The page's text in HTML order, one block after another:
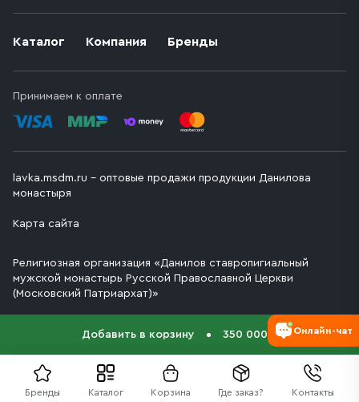
Бренды Каталог Корзина Где заказ? Контакты
Добавить в корзину 350 000 ₽
Каталог Компания Бренды
Принимаем к оплате
lavka.msdm.ru – оптовые продажи продукции Данилова
монастыря
Карта сайта
Религиозная организация «Данилов ставропигиальный
мужской монастырь Русской Православной Церкви
(Московский Патриархат)»
Онлайн-чат